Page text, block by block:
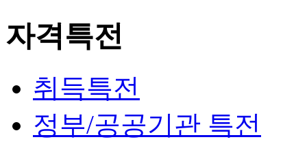
자격특전
취득특전
정부/공공기관 특전